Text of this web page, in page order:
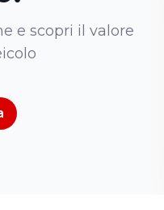
e scopri il valore